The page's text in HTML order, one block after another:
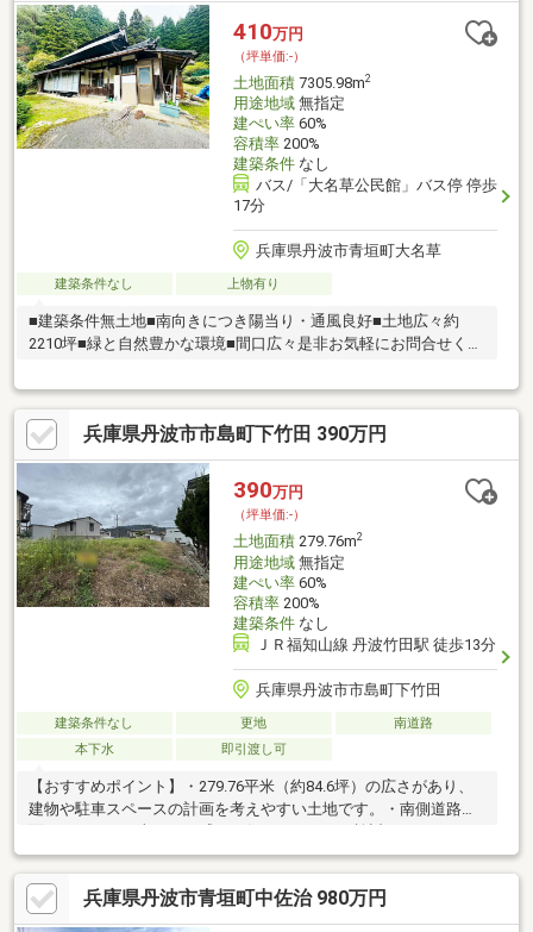
410万円
（坪単価:-）
土地面積7305.98m2
用途地域無指定
建ぺい率60%
容積率200%
建築条件なし
バス/「大名草公民館」バス停 停歩
17分
兵庫県丹波市青垣町大名草
建築条件なし 上物有り
■建築条件無土地■南向きにつき陽当り・通風良好■土地広々約
2210坪■緑と自然豊かな環境■間口広々是非お気軽にお問合せくだ
兵庫県丹波市市島町下竹田 390万円
390万円
（坪単価:-）
土地面積279.76m2
用途地域無指定
建ぺい率60%
容積率200%
建築条件なし
ＪＲ福知山線 丹波竹田駅 徒歩13分
兵庫県丹波市市島町下竹田
建築条件なし 更地
南道路
本下水
即引渡し可
【おすすめポイント】・279.76平米（約84.6坪）の広さがあり、
建物や駐車スペースの計画を考えやすい土地です。・南側道路に
面しており、日当たりを感じる住まいづくりを検討できます。・
北西側約4.6ｍ道路と南側約6ｍ道路に面した土地です。・車の出
入りは北西側から可能で、動線計画を考えやすい環境です。・丹
波市立竹山小学校まで550ｍ（徒歩7分）で、通学時の移動距離を
抑えやすい立地です。・JR福知山線丹波竹田駅まで1100ｍ（徒歩
兵庫県丹波市青垣町中佐治 980万円